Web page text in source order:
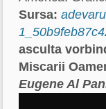
Sursa:
asculta
Miscarii
Eugene Al